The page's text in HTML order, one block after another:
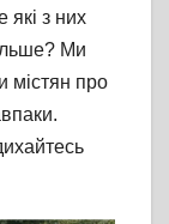
які з них
Ми
містян про